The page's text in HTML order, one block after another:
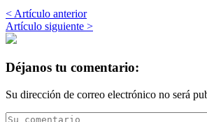
< Artículo anterior
Artículo siguiente >
Déjanos tu comentario:
Su dirección de correo electrónico no será